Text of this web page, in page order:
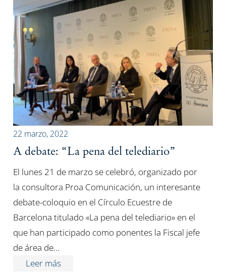
22 marzo, 2022
A debate: “La pena del telediario”
El lunes 21 de marzo se celebró, organizado por
la consultora Proa Comunicación, un interesante
debate-coloquio en el Círculo Ecuestre de
Barcelona titulado «La pena del telediario» en el
que han participado como ponentes la Fiscal jefe
de área de…
Leer más